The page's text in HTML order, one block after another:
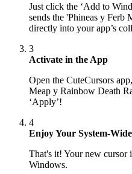
Just click the ‘Add to
sends the 'Phineas y Ferb
directly into your app’s
3
Activate in the App
Open the CuteCursors
Meap y Rainbow Death
‘Apply’!
4
Enjoy Your System-
That's it! Your new cursor
Windows.